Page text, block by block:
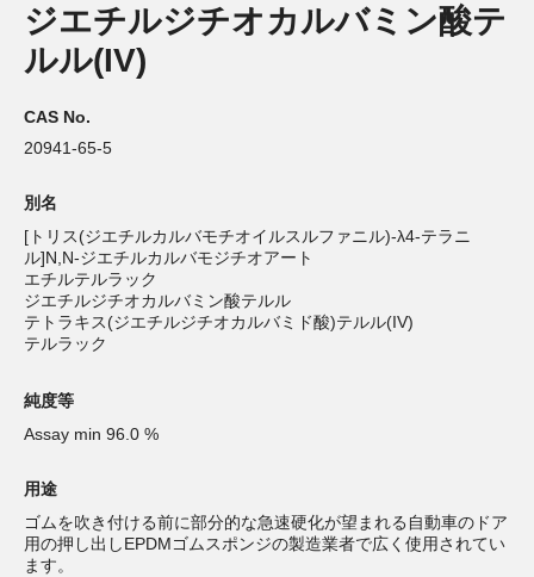
ジエチルジチオカルバミン酸テ
ルル(IV)
CAS No.
20941-65-5
別名
[トリス(ジエチルカルバモチオイルスルファニル)-λ4-テラニ
ル]N,N-ジエチルカルバモジチオアート
エチルテルラック
ジエチルジチオカルバミン酸テルル
テトラキス(ジエチルジチオカルバミド酸)テルル(IV)
テルラック
純度等
Assay min 96.0 %
用途
ゴムを吹き付ける前に部分的な急速硬化が望まれる自動車のドア
用の押し出しEPDMゴムスポンジの製造業者で広く使用されてい
ます。